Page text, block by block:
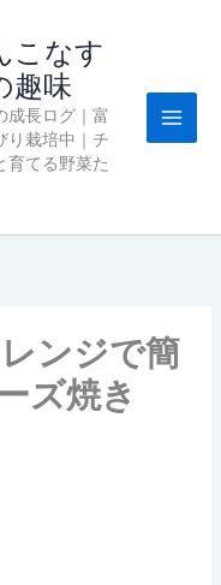
こなす
趣味
成長ログ｜富
り栽培中｜チ
育てる野菜た
ンジで簡
ズ焼き